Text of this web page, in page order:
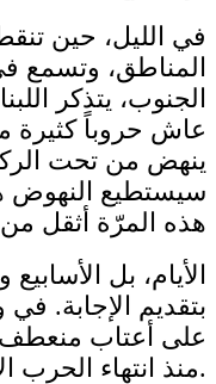
في الليل، حين
المناطق، وتسمع
الجنوب، يتذكر
عاش حروباً
ينهض من تحت
سيستطيع النهوض
هذه المرّة أثقل
الأيام، بل
بتقديم الإجابة.
على أعتاب منعطف
منذ انتهاء الحرب الأهلية قبل أربعة عقود.